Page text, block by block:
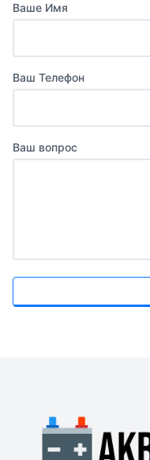
Ваше Имя
Ваш Телефон
Ваш вопрос